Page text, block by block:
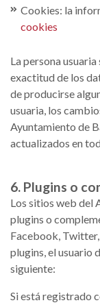
Cookies: la
cookies
La persona
exactitud de los
de producirse
usuaria, los
Ayuntamiento de
actualizados en
6. Plugins o
Los sitios web del
plugins o
Facebook,
plugins, el usuario
siguiente:
Si está registrado